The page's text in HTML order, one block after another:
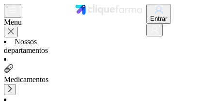
Menu
Nossos
departamentos
Medicamentos
Entrar